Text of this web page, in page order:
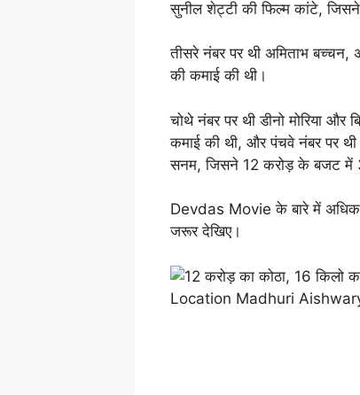
सुनील शेट्टी की फिल्म कांटे,
तीसरे नंबर पर थी अमिताभ
की कमाई की थी।
चोथे नंबर पर थी डीनो मोरिया
कमाई की थी, और पंचवे नंबर पर थी
सनम, जिसने 12 करोड़ के बजट में
Devdas Movie के बारे में अधिक
जरूर देखिए।